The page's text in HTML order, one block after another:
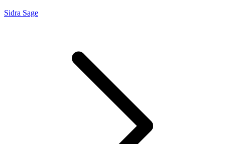
Sidra Sage